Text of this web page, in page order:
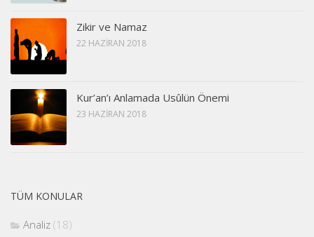
Zikir ve Namaz
22 HAZIRAN 2018
Kur’an’ı Anlamada Usûlün Önemi
23 HAZIRAN 2018
TÜM KONULAR
Analiz (18)